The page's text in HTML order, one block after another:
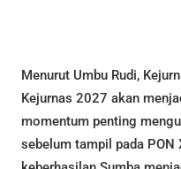
Menurut Umbu Rudi,
Kejurnas 2027 akan
momentum penting
sebelum tampil pada PON